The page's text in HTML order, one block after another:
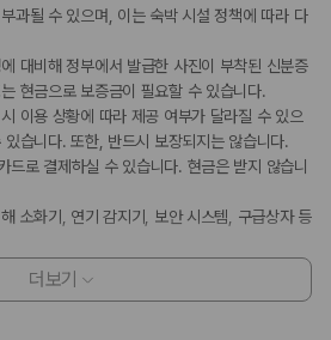
과될 수 있으며, 이는 숙박 시설 정책에 따라 다
대비해 정부에서 발급한 사진이 부착된 신분증
현금으로 보증금이 필요할 수 있습니다.
이용 상황에 따라 제공 여부가 달라질 수 있으
습니다. 또한, 반드시 보장되지는 않습니다.
드로 결제하실 수 있습니다. 현금은 받지 않습니
소화기, 연기 감지기, 보안 시스템, 구급상자 등
나 규범은 국가 및 숙박 시설에 따라 다를 수 있
시설에서 제공했습니다.
더보기